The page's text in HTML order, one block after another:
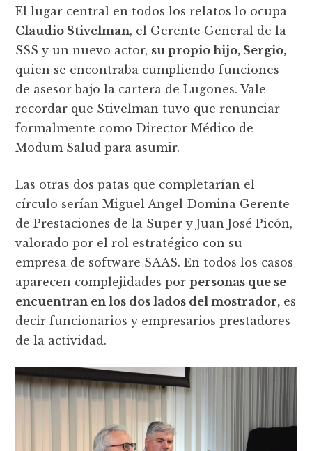
El lugar central en todos los relatos lo ocupa
Claudio Stivelman, el Gerente General de la
SSS y un nuevo actor, su propio hijo, Sergio,
quien se encontraba cumpliendo funciones
de asesor bajo la cartera de Lugones. Vale
recordar que Stivelman tuvo que renunciar
formalmente como Director Médico de
Modum Salud para asumir.
Las otras dos patas que completarían el
círculo serían Miguel Angel Domina Gerente
de Prestaciones de la Super y Juan José Picón,
valorado por el rol estratégico con su
empresa de software SAAS. En todos los casos
aparecen complejidades porpersonas que se
encuentran en los dos lados del mostrador, es
decir funcionarios y empresarios prestadores
de la actividad.